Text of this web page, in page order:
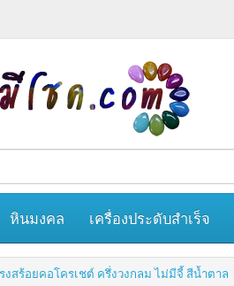
หินมงคล เครื่องประดับสำเร็จ
งสร้อยคอโครเชต์ ครึ่งวงกลม ไม่มีจี้ สีน้ำตาล